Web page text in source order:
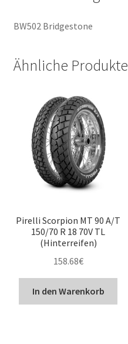
BW502 Bridgestone
Ähnliche Produkte
Pirelli Scorpion MT 90 A/T
150/70 R 18 70V TL
(Hinterreifen)
158.68€
In den Warenkorb